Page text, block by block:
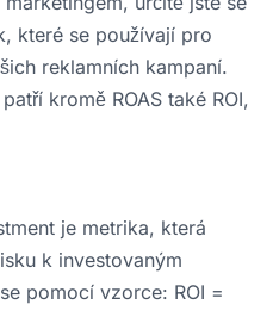
které se používají pro
reklamních kampaní.
kromě ROAS také ROI,
je metrika, která
k investovaným
pomocí vzorce: ROI =